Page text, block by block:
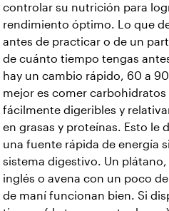
controlar su nutrición para
rendimiento óptimo. Lo que
antes de practicar o de un
de cuánto tiempo tengas
hay un cambio rápido, 60 a
mejor es comer carbohidratos
fácilmente digeribles y
en grasas y proteínas. Esto le
una fuente rápida de energía
sistema digestivo. Un
inglés o avena con un poco
de maní funcionan bien. Si